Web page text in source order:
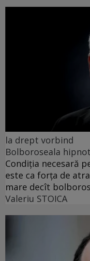
la drept vorbind
Bolboroseala
Condiția necesară
este ca forța de
mare decît
Valeriu STOICA